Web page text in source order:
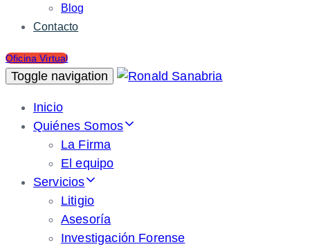
Blog
Contacto
Oficina Virtual
Toggle navigation
Inicio
Quiénes Somos
La Firma
El equipo
Servicios
Litigio
Asesoría
Investigación Forense